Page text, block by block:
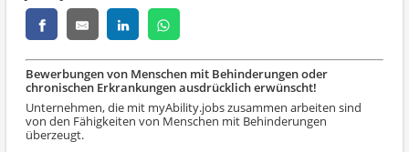
Bewerbungen von Menschen mit Behinderungen oder
chronischen Erkrankungen ausdrücklich erwünscht!
Unternehmen, die mit myAbility.jobs zusammen arbeiten sind
von den Fähigkeiten von Menschen mit Behinderungen
überzeugt.